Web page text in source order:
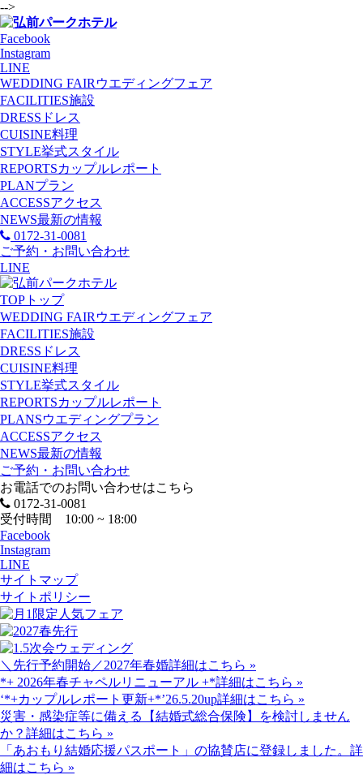
-->
Facebook
Instagram
LINE
WEDDING FAIR ウエディングフェア
FACILITIES施設
DRESS ドレス
CUISINE料理
STYLE挙式スタイル
REPORTSカップルレポート
PLANプラン
ACCESSアクセス
NEWS最新の情報
0172-31-0081
ご予約・お問い合わせ
LINE
TOP トップ
WEDDING FAIR ウエディングフェア
FACILITIES施設
DRESS ドレス
CUISINE料理
STYLE挙式スタイル
REPORTSカップルレポート
PLANSウエディングプラン
ACCESSアクセス
NEWS最新の情報
ご予約・お問い合わせ
お電話でのお問い合わせはこちら
0172-31-0081
受付時間 10:00 ~ 18:00
Facebook
Instagram
LINE
サイトマップ
サイトポリシー
＼先行予約開始／2027年春婚詳細はこちら »
*+ 2026年春チャペルリニューアル +*詳細はこちら »
‘*+カップルレポート更新+*’26.5.20up詳細はこちら »
災害・感染症等に備える【結婚式総合保険】を検討しません
か？ 詳細はこちら »
「あおもり結婚応援パスポート」の協賛店に登録しました。 詳
細はこちら »